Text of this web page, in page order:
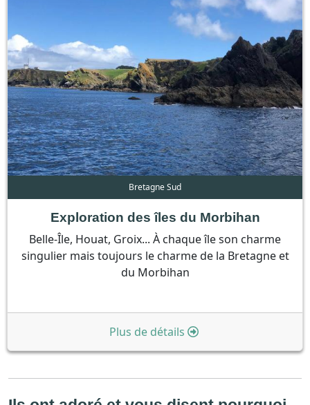
Bretagne Sud
Exploration des îles du Morbihan
Belle-Île, Houat, Groix... À chaque île son charme
singulier mais toujours le charme de la Bretagne et
du Morbihan
Plus de détails